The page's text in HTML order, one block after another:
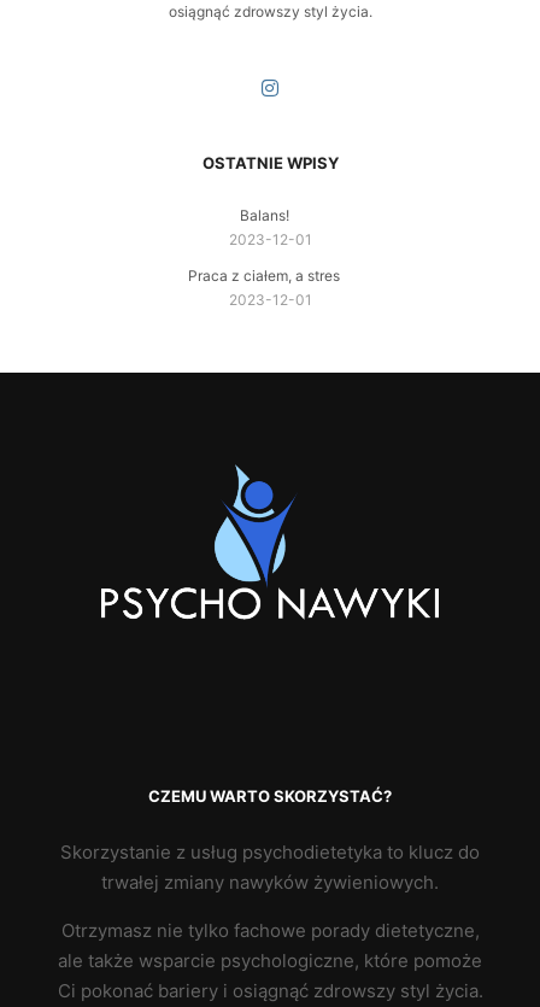
osiągnąć zdrowszy styl życia.
OSTATNIE WPISY
Balans!
2023-12-01
Praca z ciałem, a stres
2023-12-01
CZEMU WARTO SKORZYSTAĆ?
Skorzystanie z usług psychodietetyka to klucz do
trwałej zmiany nawyków żywieniowych.
Otrzymasz nie tylko fachowe porady dietetyczne,
ale także wsparcie psychologiczne, które pomoże
Ci pokonać bariery i osiągnąć zdrowszy styl życia.